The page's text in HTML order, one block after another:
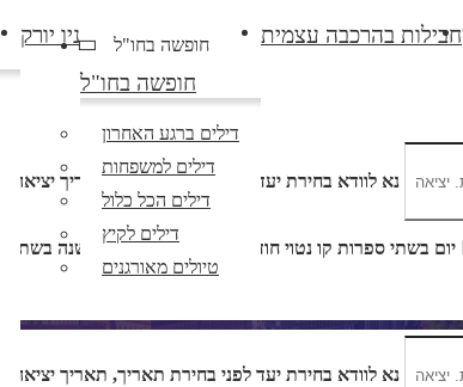
ניו יורק חופשה בחו"ל
חופשה בחו"ל
דילים ברגע האחרון
דילים למשפחות
דילים הכל כלול
דילים לקיץ
טיולים מאורגנים
חבילות בהרכבה עצמית
נא לוודא בחירת יעד לפני בחירת תאריך, תאריך יציאה,
נא לוודא בחירת יעד לפני בחירת תאריך, תאריך יציאה,